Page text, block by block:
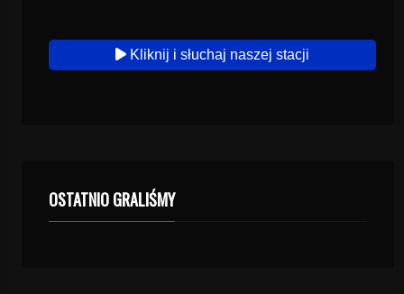
Kliknij i słuchaj naszej stacji
OSTATNIO GRALIŚMY